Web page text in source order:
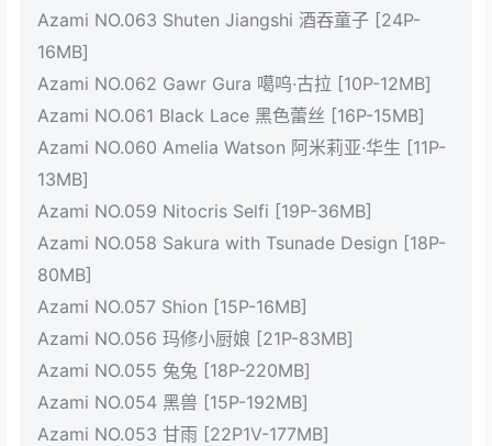
Azami NO.063 Shuten Jiangshi 酒吞童子 [24P-
16MB]
Azami NO.062 Gawr Gura 噶呜·古拉 [10P-12MB]
Azami NO.061 Black Lace 黑色蕾丝 [16P-15MB]
Azami NO.060 Amelia Watson 阿米莉亚·华生 [11P-
13MB]
Azami NO.059 Nitocris Selfi [19P-36MB]
Azami NO.058 Sakura with Tsunade Design [18P-
80MB]
Azami NO.057 Shion [15P-16MB]
Azami NO.056 玛修小厨娘 [21P-83MB]
Azami NO.055 兔兔 [18P-220MB]
Azami NO.054 黑兽 [15P-192MB]
Azami NO.053 甘雨 [22P1V-177MB]